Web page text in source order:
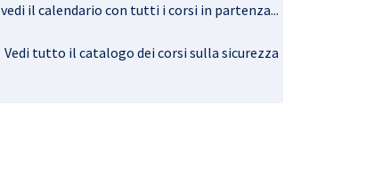
vedi il calendario con tutti i corsi in partenza...
Vedi tutto il catalogo dei corsi sulla sicurezza